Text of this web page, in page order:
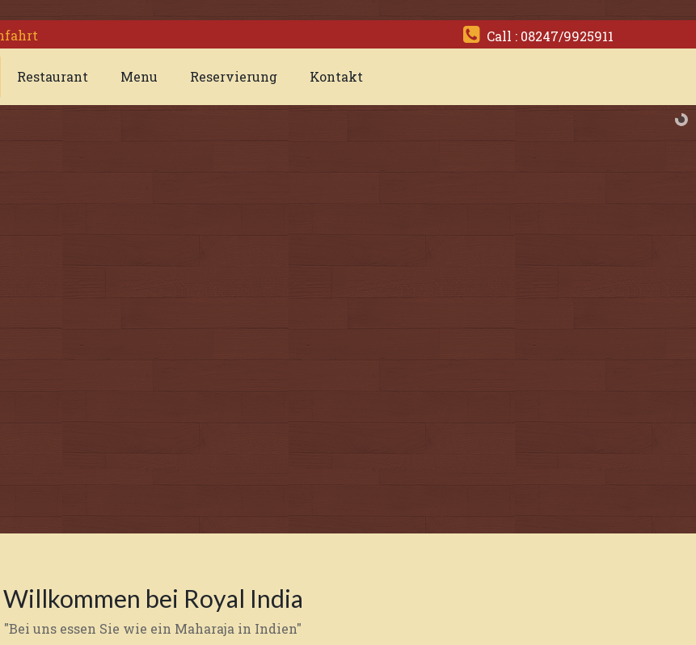
Call : 08247/9925911
Restaurant Menu Reservierung Kontakt
Willkommen bei Royal India
"Bei uns essen Sie wie ein Maharaja in Indien"